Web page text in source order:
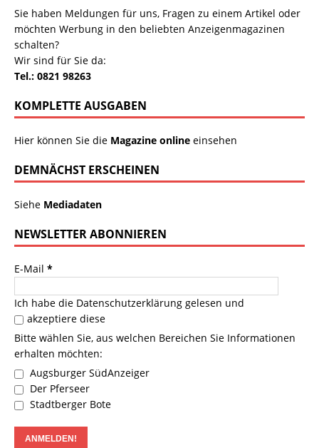
Sie haben Meldungen für uns, Fragen zu einem Artikel oder
möchten Werbung in den beliebten Anzeigenmagazinen
schalten?
Wir sind für Sie da:
Tel.: 0821 98263
KOMPLETTE AUSGABEN
Hier können Sie die Magazine online einsehen
DEMNÄCHST ERSCHEINEN
Siehe Mediadaten
NEWSLETTER ABONNIEREN
E-Mail *
Ich habe die Datenschutzerklärung gelesen und
akzeptiere diese
Bitte wählen Sie, aus welchen Bereichen Sie Informationen
erhalten möchten:
Augsburger SüdAnzeiger
Der Pferseer
Stadtberger Bote